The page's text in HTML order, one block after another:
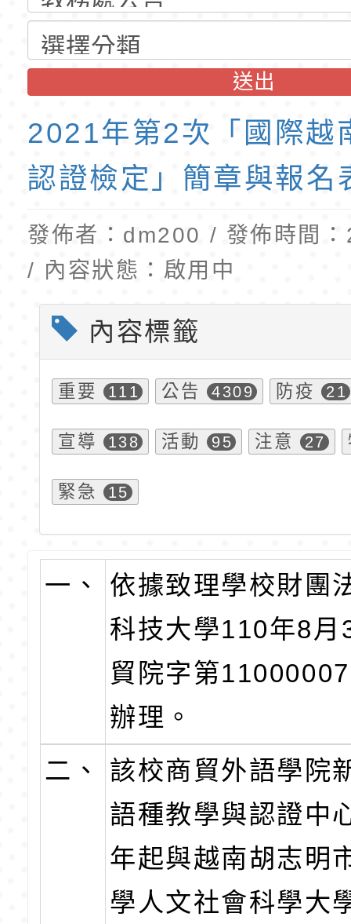
心」，請退休同仁踴
動時代中的好老師：
教師韌性
轉環境部「淨零綠領
程」
轉農業部桃園區農業
「115年食農教育專
訓練課程」，歡迎已
育專業人員資格者報
錄取公告-桃園市桃
民小學115學年度「
理人員」甄選
送出
2021年第2次「國際越
認證檢定」簡章與報名
發佈者：dm200 / 發佈時間
/ 內容狀態：啟用中
內容標籤
重要 111 公告 4309 防疫 21
宣導 138 活動 95 注意 27
緊急 15
一、
依據致理學校財團
科技大學110年8月
貿院字第
辦理。
二、
該校商貿外語學院
語種教學與認證中
年起與越南胡志明
學人文社會科學大